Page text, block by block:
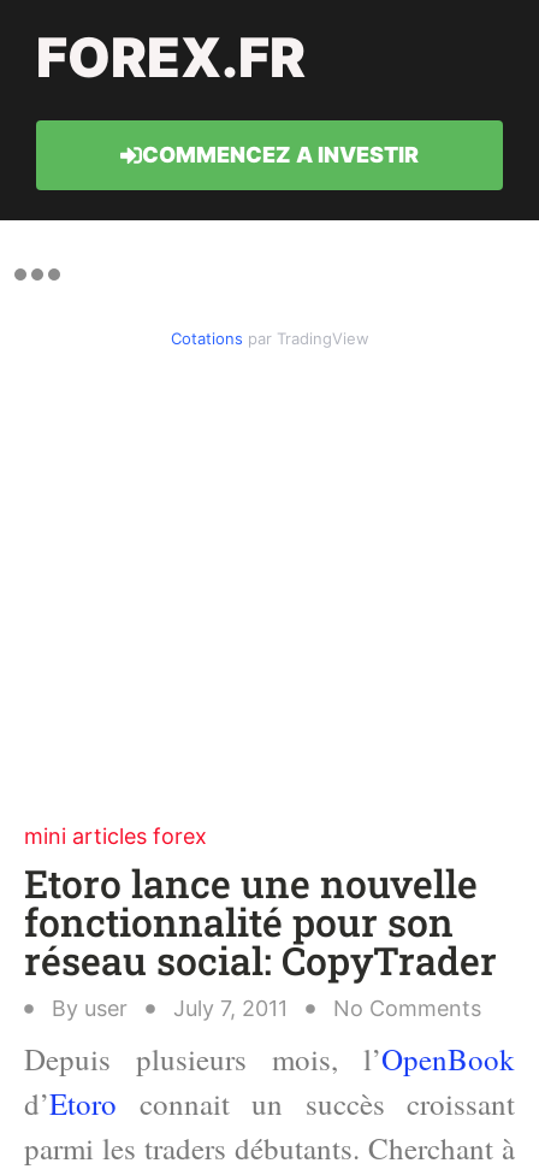
FOREX.FR
COMMENCEZ A INVESTIR
Cotations par TradingView
mini articles forex
Etoro lance une nouvelle
fonctionnalité pour son
réseau social: CopyTrader
By user July 7, 2011 No Comments
Depuis plusieurs mois, l’OpenBook
d’Etoro connait un succès croissant
parmi les traders débutants. Cherchant à